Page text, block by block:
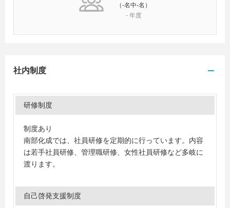
（-名中-名）
- 年度
社内制度
研修制度
制度あり
南部化成では、社員研修を定期的に行っています。内容
は若手社員研修、管理職研修、女性社員研修など多岐に
渡ります。
自己啓発支援制度